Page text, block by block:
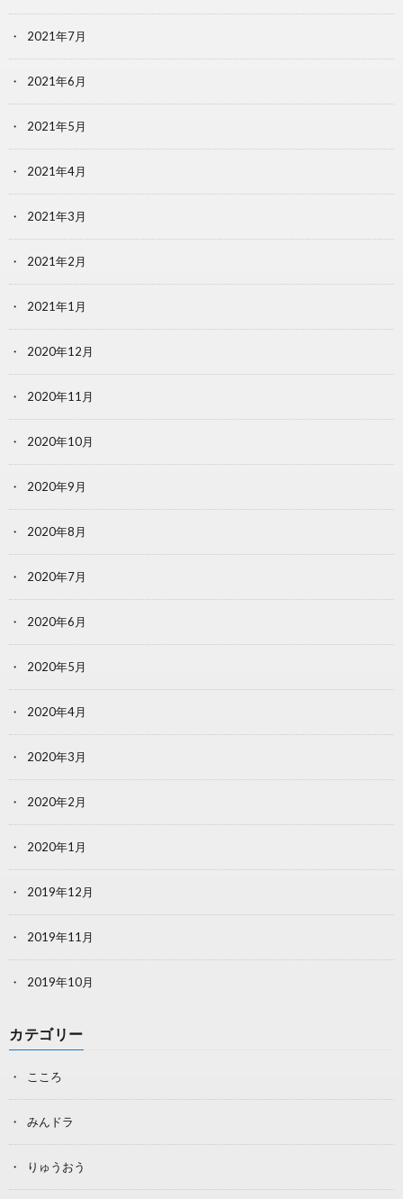
2021年7月
2021年6月
2021年5月
2021年4月
2021年3月
2021年2月
2021年1月
2020年12月
2020年11月
2020年10月
2020年9月
2020年8月
2020年7月
2020年6月
2020年5月
2020年4月
2020年3月
2020年2月
2020年1月
2019年12月
2019年11月
2019年10月
カテゴリー
こころ
みんドラ
りゅうおう